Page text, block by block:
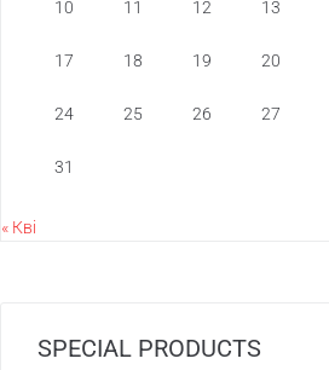
10 11 12 13
17 18 19 20
24 25 26 27
31
« Кві
SPECIAL PRODUCTS